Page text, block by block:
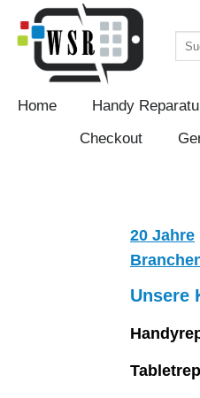
Inhalt
springen
Home Handy
Checkout
20 Jahre
Unsere